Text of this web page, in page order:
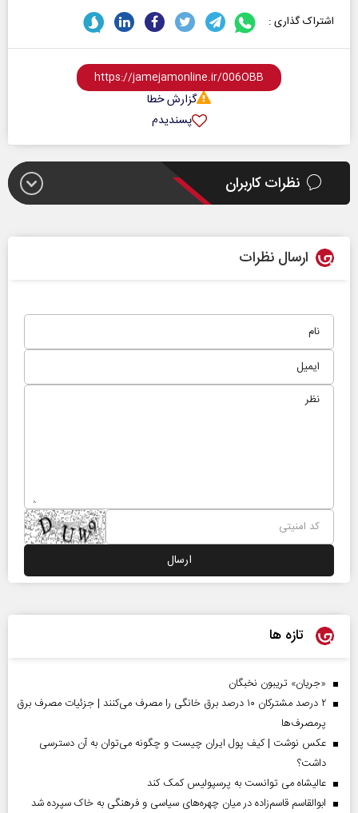
اشتراک گذاری :
گزارش خطا
پسندیدم
نظرات کاربران
ارسال نظرات
تازه ها
«جریان» تریبون نخبگان
۲ درصد مشترکان ۱۰ درصد برق خانگی را مصرف می‌کنند | جزئیات مصرف برق
پرمصرف‌ها
عکس نوشت | کیف پول ایران چیست و چگونه می‌توان به آن دسترسی
داشت؟
عالیشاه می توانست به پرسپولیس کمک کند
ابوالقاسم قاسم‌زاده در میان چهره‌های سیاسی و فرهنگی به خاک سپرده شد